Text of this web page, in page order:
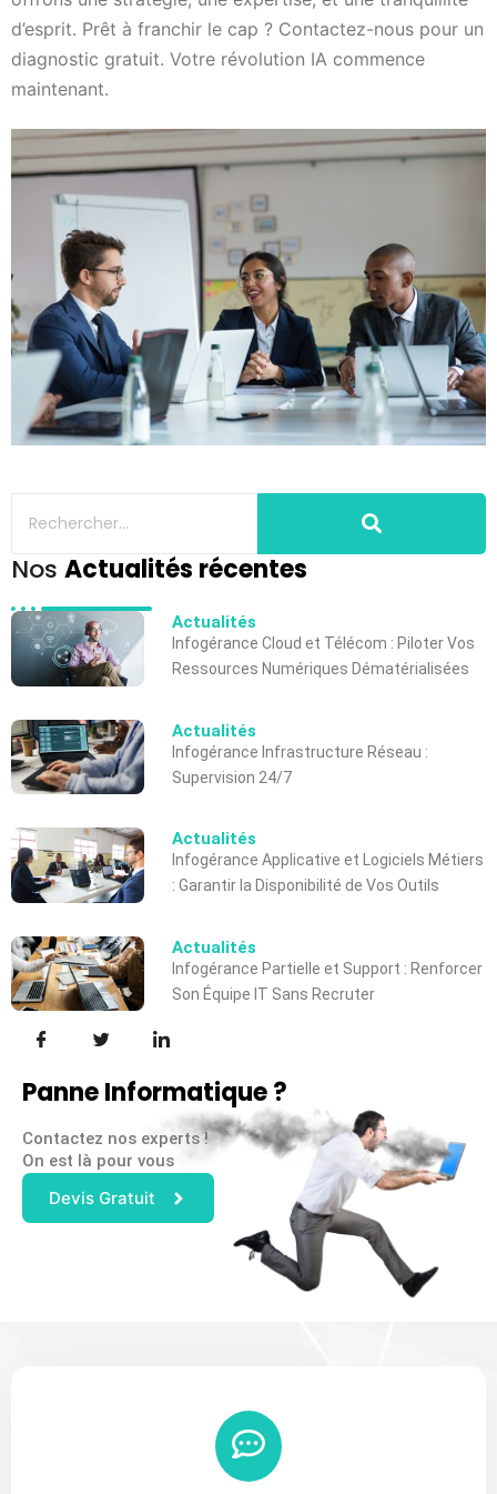
d’esprit. Prêt à franchir le cap ? Contactez-nous pour un
diagnostic gratuit. Votre révolution IA commence
maintenant.
Nos Actualités récentes
Actualités
Infogérance Cloud et Télécom : Piloter Vos
Ressources Numériques Dématérialisées
Actualités
Infogérance Infrastructure Réseau :
Supervision 24/7
Actualités
Infogérance Applicative et Logiciels Métiers
: Garantir la Disponibilité de Vos Outils
Actualités
Infogérance Partielle et Support : Renforcer
Son Équipe IT Sans Recruter
Panne Informatique ?
Contactez nos experts !
On est là pour vous
Devis Gratuit